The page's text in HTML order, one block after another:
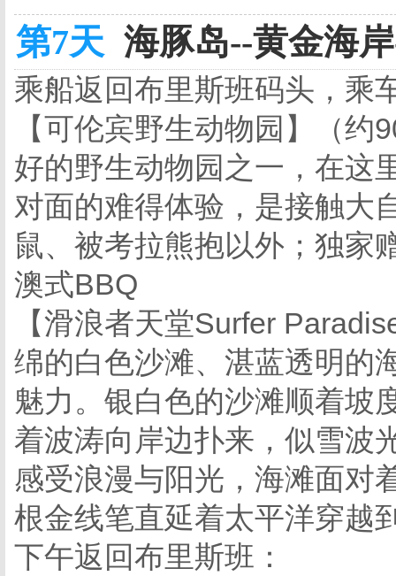
第7天 海豚岛--黄金海
乘船返回布里斯班码头，乘
【可伦宾野生动物园】（
好的野生动物园之一，在这
对面的难得体验，是接触大
鼠、被考拉熊抱以外；独家
澳式BBQ
【滑浪者天堂Surfer
绵的白色沙滩、湛蓝透明的
魅力。银白色的沙滩顺着坡
着波涛向岸边扑来，似雪波
感受浪漫与阳光，海滩面对
根金线笔直延着太平洋穿越
下午返回布里斯班：